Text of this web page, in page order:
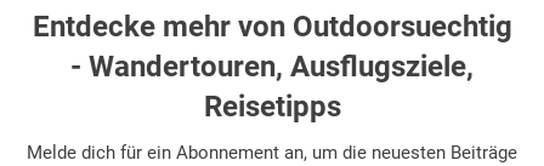
Entdecke mehr von Outdoorsuechtig
- Wandertouren, Ausflugsziele,
Reisetipps
Melde dich für ein Abonnement an, um die neuesten Beiträge